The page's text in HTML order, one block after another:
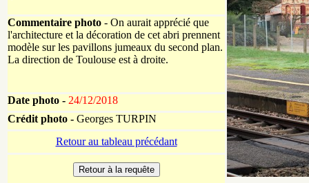
Commentaire photo - On aurait apprécié que
l'architecture et la décoration de cet abri prennent
modèle sur les pavillons jumeaux du second plan.
La direction de Toulouse est à droite.
Date photo - 24/12/2018
Crédit photo - Georges TURPIN
Retour au tableau précédant